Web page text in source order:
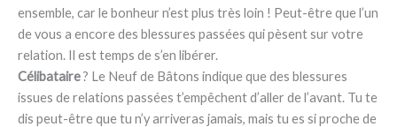
ensemble, car le bonheur n’est plus très loin ! Peut-être que l’un
de vous a encore des blessures passées qui pèsent sur votre
relation. Il est temps de s’en libérer.
Célibataire? Le Neuf de Bâtons indique que des blessures
issues de relations passées t’empêchent d’aller de l’avant. Tu te
dis peut-être que tu n’y arriveras jamais, mais tu es si proche de